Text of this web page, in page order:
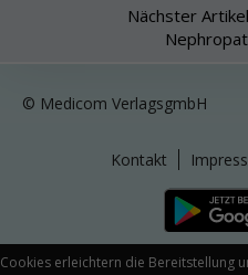
Cookies erleichtern die Bereitstellung
Nächster
© Medicom VerlagsgmbH
Kontakt